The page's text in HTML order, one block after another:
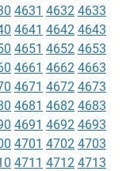
4631 4632 4633
4641 4642 4643
4651 4652 4653
4661 4662 4663
4671 4672 4673
4681 4682 4683
4691 4692 4693
4701 4702 4703
4711 4712 4713